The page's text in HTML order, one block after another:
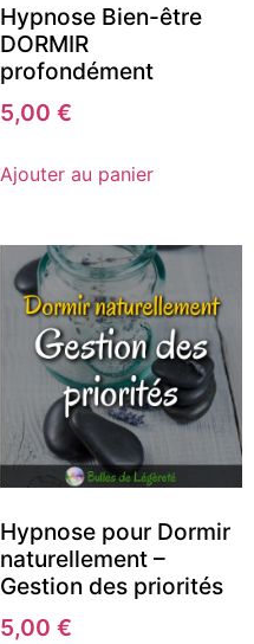
Hypnose Bien-être
DORMIR
profondément
5,00 €
Ajouter au panier
Hypnose pour Dormir
naturellement –
Gestion des priorités
5,00 €